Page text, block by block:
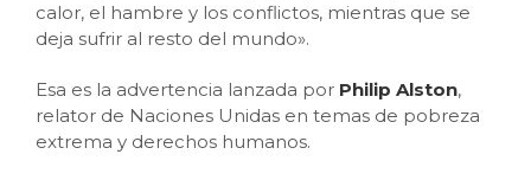
calor, el hambre y los conflictos, mientras que se
deja sufrir al resto del mundo».
Esa es la advertencia lanzada por Philip Alston,
relator de Naciones Unidas en temas de pobreza
extrema y derechos humanos.